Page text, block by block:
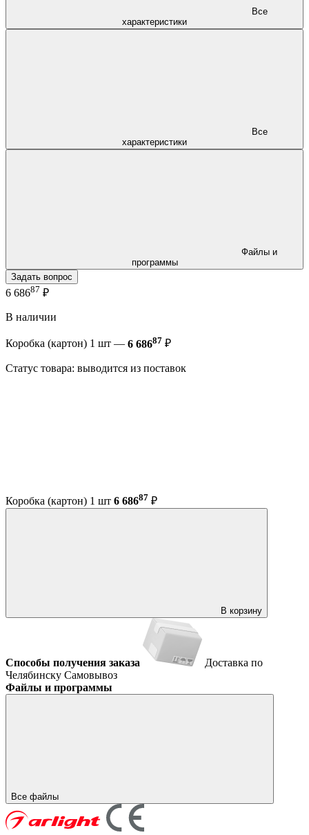
характеристики
характеристики
программы
Задать вопрос
6 68687 ₽
В наличии
Коробка (картон) 1 шт — 6 68687 ₽
Статус товара: выводится из поставок
Коробка (картон) 1 шт 6 68687 ₽
В корзину
Способы получения заказа
Доставка по
Челябинску Самовывоз
Файлы и программы
Все файлы